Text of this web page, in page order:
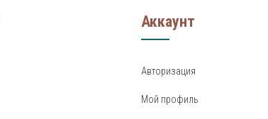
Аккаунт
Авторизация
Мой профиль